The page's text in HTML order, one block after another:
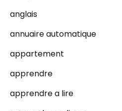
anglais
annuaire automatique
appartement
apprendre
apprendre a lire